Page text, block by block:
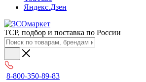
Яндекс.Дзен
ТСР, подбор и поставка по России
8-800-350-89-83